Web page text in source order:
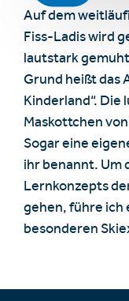
Auf dem
Fiss-Ladis wird
lautstark
Grund heißt das
Kinderland“. Die
Maskottchen
Sogar eine
ihr benannt. Um
Lernkonzepts
gehen, führe ich
besonderen